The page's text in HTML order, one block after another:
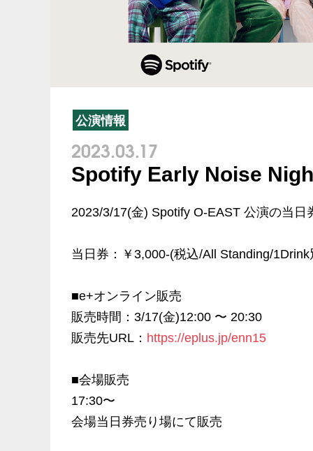
公演情報
2023.03.17
Spotify Early Noise
2023/3/17(金) Spotify O-EAST 公演の当
当日券：￥3,000-(税込/All Standing/1Drink
■e+オンライン販売
販売時間：3/17(金)12:00 〜 20:30
販売先URL： https://eplus.jp/enn15
■会場販売
17:30〜
会場当日券売り場にて販売